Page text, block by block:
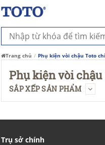
Trang chủ Phụ kiện vòi chậu Toto
Phụ kiện vòi chậu
SẮP XẾP SẢN PHẨM
Trụ sở chính